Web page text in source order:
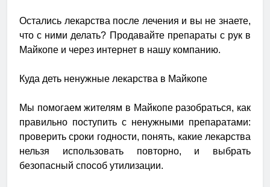
Остались лекарства после лечения и вы не знаете,
что с ними делать? Продавайте препараты с рук в
Майкопе и через интернет в нашу компанию.
Куда деть ненужные лекарства в Майкопе
Мы помогаем жителям в Майкопе разобраться, как
правильно поступить с ненужными препаратами:
проверить сроки годности, понять, какие лекарства
нельзя использовать повторно, и выбрать
безопасный способ утилизации.